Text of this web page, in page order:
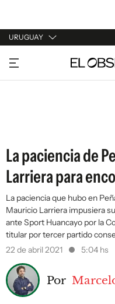
URUGUAY
URUGUAY
ARGENTINA
La paciencia de
Larriera para
La paciencia que hubo en
Mauricio Larriera impusiera
ante Sport Huancayo por la
titular por tercer partido
22 de abril 2021
5:04 hs
Por